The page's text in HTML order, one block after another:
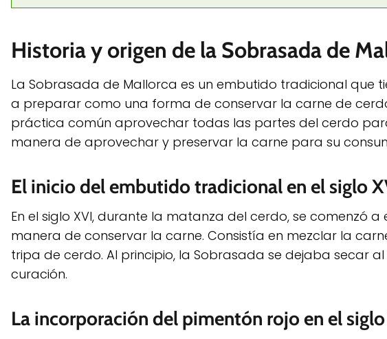
Historia y origen de la Sobrasada de
La Sobrasada de Mallorca es un embutido tradicional que
a preparar como una forma de conservar la carne de
práctica común aprovechar todas las partes del cerdo
manera de aprovechar y preservar la carne para su
El inicio del embutido tradicional en el siglo
En el siglo XVI, durante la matanza del cerdo, se comenzó
manera de conservar la carne. Consistía en mezclar la
tripa de cerdo. Al principio, la Sobrasada se dejaba secar
curación.
La incorporación del pimentón rojo en el